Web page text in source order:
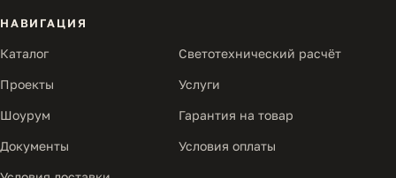
НАВИГАЦИЯ
Каталог Светотехнический расчёт
Проекты Услуги
Шоурум Гарантия на товар
Документы Условия оплаты